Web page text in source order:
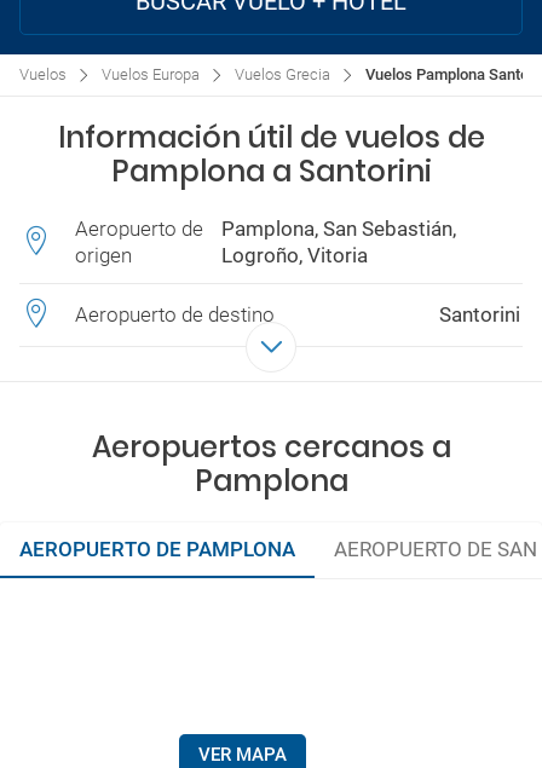
Vuelos Vuelos Europa Vuelos Grecia Vuelos Pamplona
Información útil de vuelos de
Pamplona a Santorini
Aeropuerto de
origen
Pamplona, San Sebastián,
Logroño, Vitoria
Aeropuerto de destino Santorini
Aeropuertos cercanos a
Pamplona
AEROPUERTO DE PAMPLONA AEROPUERTO DE
VER MAPA